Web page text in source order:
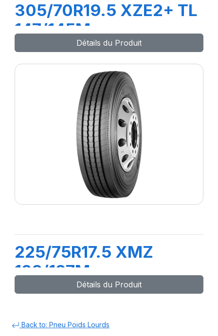
305/70R19.5 XZE2+ TL
147/145M
Détails du Produit
225/75R17.5 XMZ
129/127M
Détails du Produit
Back to: Pneu Poids Lourds